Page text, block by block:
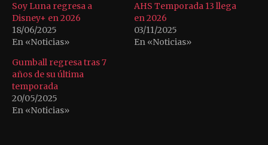
Soy Luna regresa a
Disney+ en 2026
18/06/2025
En «Noticias»
AHS Temporada 13 llega
en 2026
03/11/2025
En «Noticias»
Gumball regresa tras 7
años de su última
temporada
20/05/2025
En «Noticias»